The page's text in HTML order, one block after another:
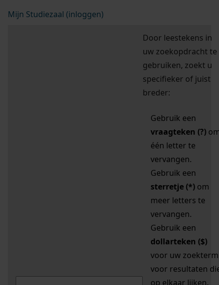
Mijn Studiezaal (inloggen)
Door leestekens in
uw zoekopdracht te
gebruiken, zoekt u
specifieker of juist
breder:
Gebruik een
vraagteken (?)
één letter te
vervangen.
Gebruik een
sterretje (*) om
meer letters te
vervangen.
Gebruik een
dollarteken ($)
voor uw zoekterm
voor resultaten
op elkaar lijken.